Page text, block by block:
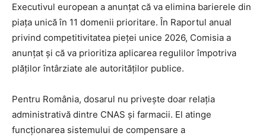
Executivul european a anunțat că va elimina barierele din
piața unică în 11 domenii prioritare. În Raportul anual
privind competitivitatea pieței unice 2026, Comisia a
anunțat și că va prioritiza aplicarea regulilor împotriva
plăților întârziate ale autorităților publice.
Pentru România, dosarul nu privește doar relația
administrativă dintre CNAS și farmacii. El atinge
funcționarea sistemului de compensare a